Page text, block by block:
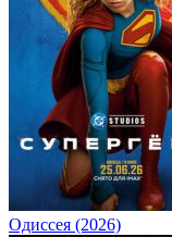
Одиссея (2026)